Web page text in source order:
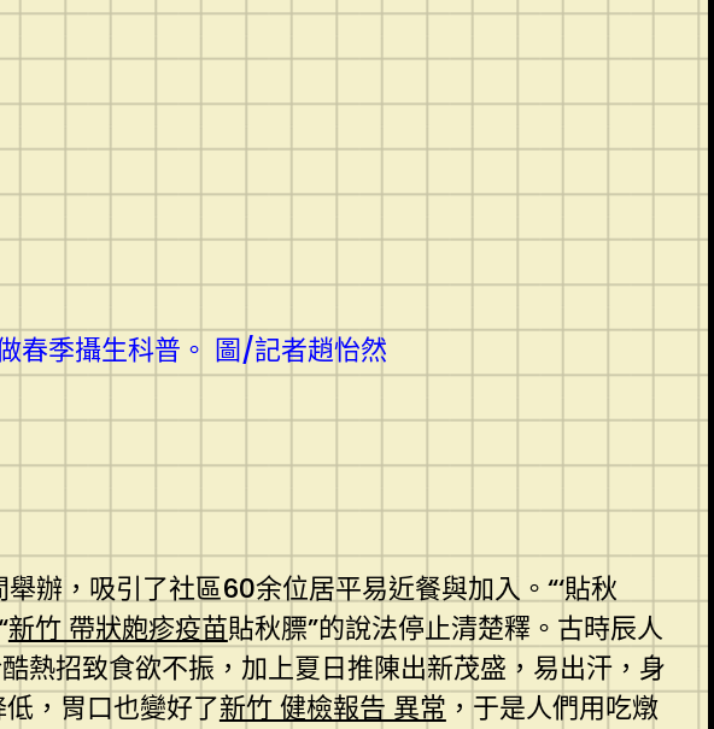
春季攝生科普。 圖/記者趙怡然
辦，吸引了社區60余位居平易近餐與加入。“‘貼秋
新竹 帶狀皰疹疫苗貼秋膘”的說法停止清楚釋。古時辰人
熱招致食欲不振，加上夏日推陳出新茂盛，易出汗，身
，胃口也變好了新竹 健檢報告 異常 ，于是人們用吃燉